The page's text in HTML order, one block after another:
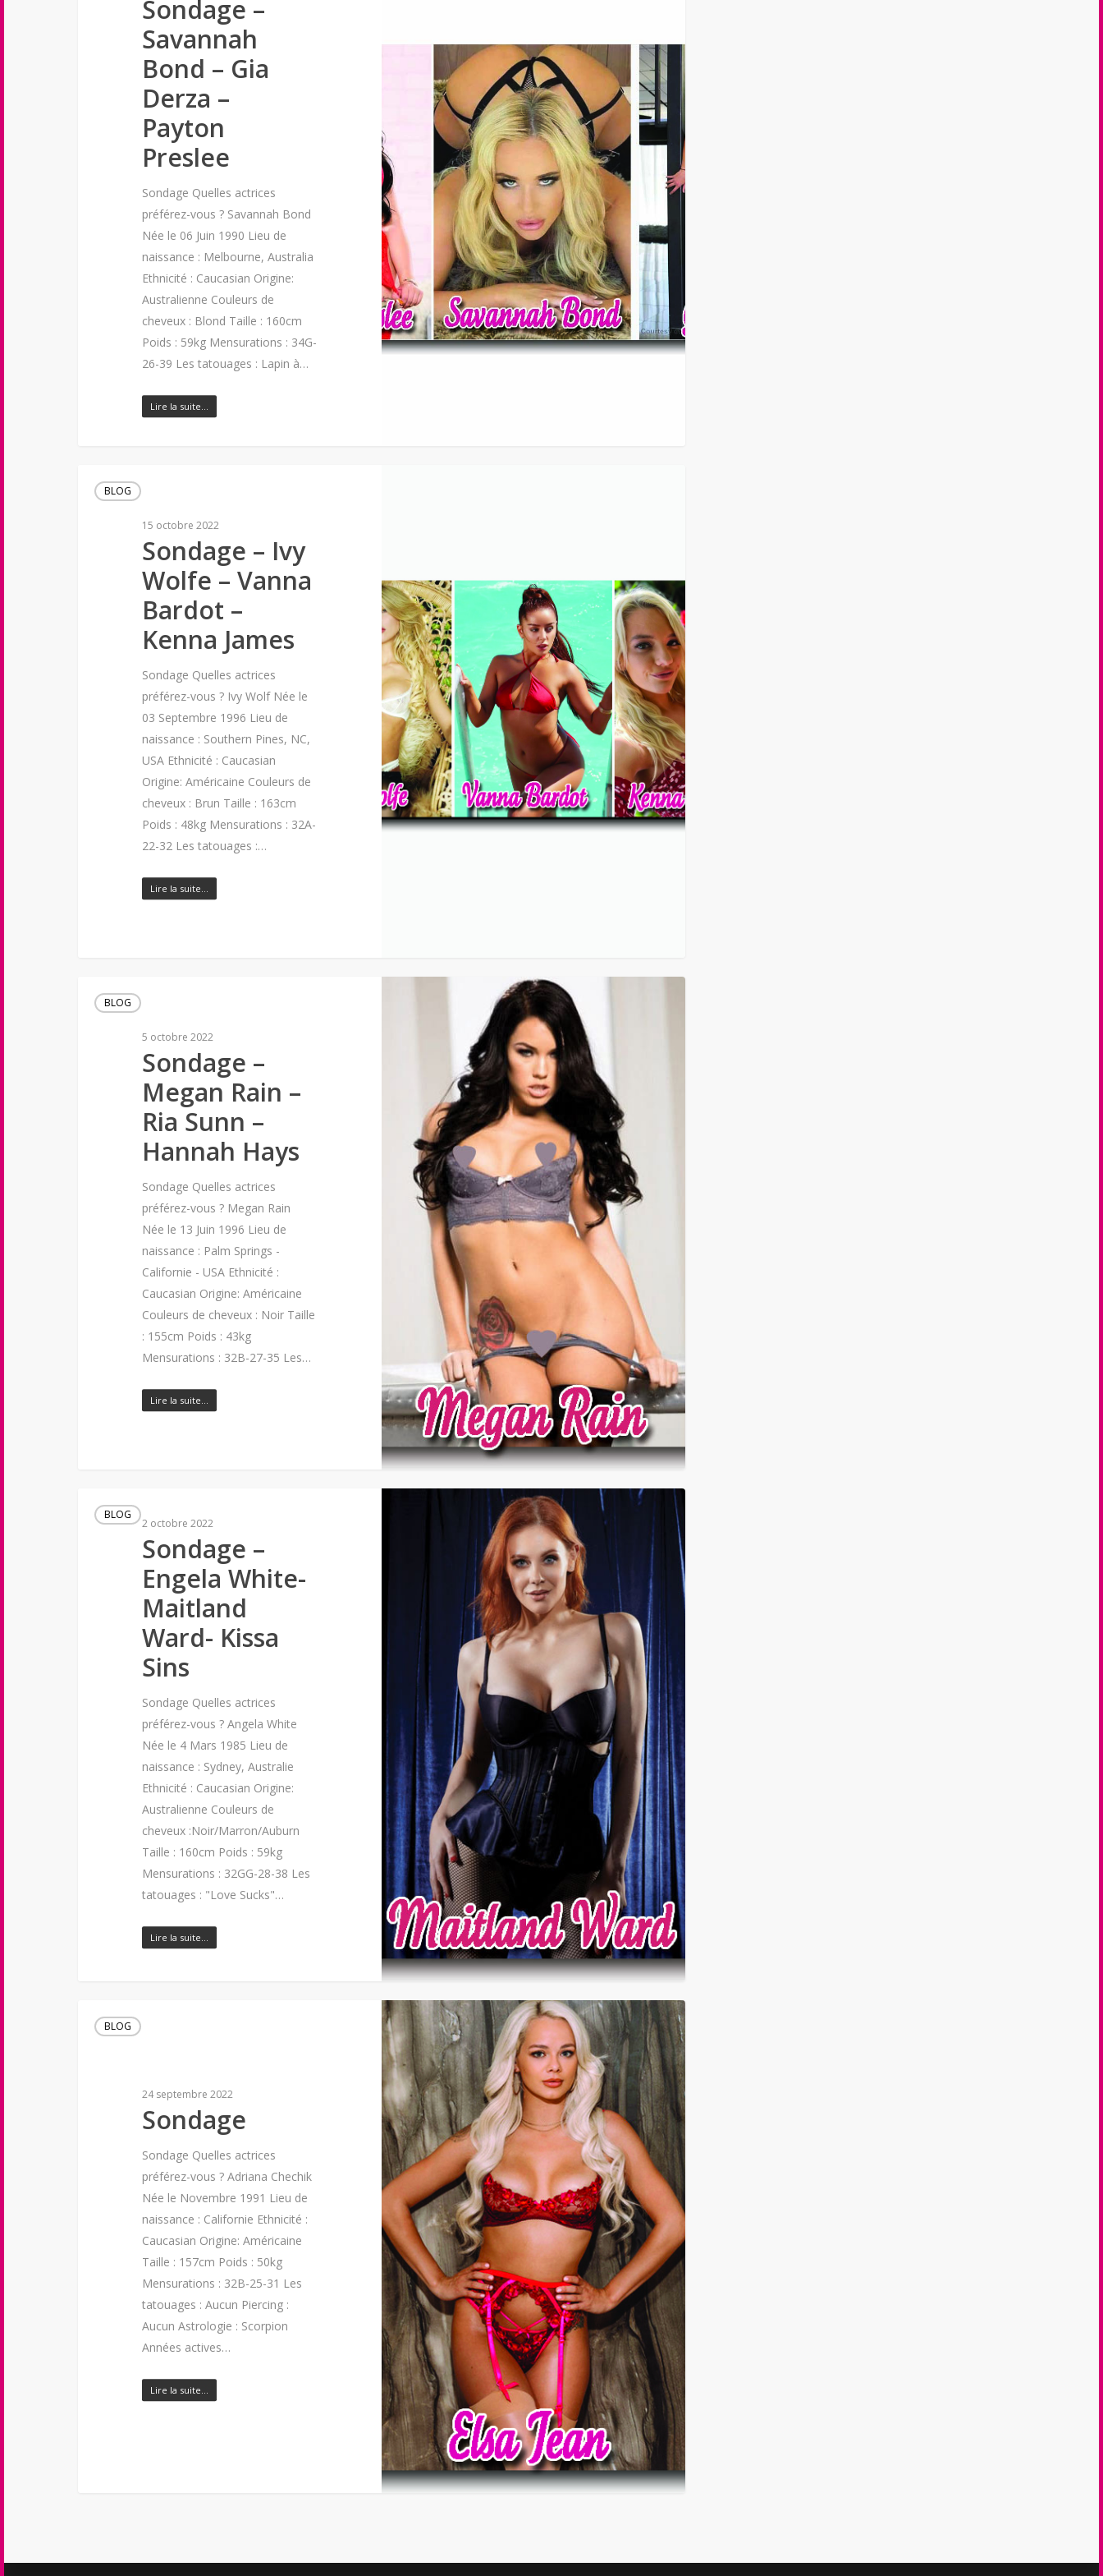
Sondage –
Savannah
Bond – Gia
Derza –
Payton
Preslee
Sondage Quelles actrices
préférez-vous ? Savannah Bond
Née le 06 Juin 1990 Lieu de
naissance : Melbourne, Australia
Ethnicité : Caucasian Origine:
Australienne Couleurs de
cheveux : Blond Taille : 160cm
Poids : 59kg Mensurations : 34G-
26-39 Les tatouages : Lapin à…
Lire la suite…
BLOG
15 octobre 2022
Sondage – Ivy
Wolfe – Vanna
Bardot –
Kenna James
Sondage Quelles actrices
préférez-vous ? Ivy Wolf Née le
03 Septembre 1996 Lieu de
naissance : Southern Pines, NC,
USA Ethnicité : Caucasian
Origine: Américaine Couleurs de
cheveux : Brun Taille : 163cm
Poids : 48kg Mensurations : 32A-
22-32 Les tatouages :…
Lire la suite…
BLOG
5 octobre 2022
Sondage –
Megan Rain –
Ria Sunn –
Hannah Hays
Sondage Quelles actrices
préférez-vous ? Megan Rain
Née le 13 Juin 1996 Lieu de
naissance : Palm Springs -
Californie - USA Ethnicité :
Caucasian Origine: Américaine
Couleurs de cheveux : Noir Taille
: 155cm Poids : 43kg
Mensurations : 32B-27-35 Les…
Lire la suite…
BLOG
2 octobre 2022
Sondage –
Engela White-
Maitland
Ward- Kissa
Sins
Sondage Quelles actrices
préférez-vous ? Angela White
Née le 4 Mars 1985 Lieu de
naissance : Sydney, Australie
Ethnicité : Caucasian Origine:
Australienne Couleurs de
cheveux :Noir/Marron/Auburn
Taille : 160cm Poids : 59kg
Mensurations : 32GG-28-38 Les
tatouages : "Love Sucks"…
Lire la suite…
BLOG
24 septembre 2022
Sondage
Sondage Quelles actrices
préférez-vous ? Adriana Chechik
Née le Novembre 1991 Lieu de
naissance : Californie Ethnicité :
Caucasian Origine: Américaine
Taille : 157cm Poids : 50kg
Mensurations : 32B-25-31 Les
tatouages : Aucun Piercing :
Aucun Astrologie : Scorpion
Années actives…
Lire la suite…